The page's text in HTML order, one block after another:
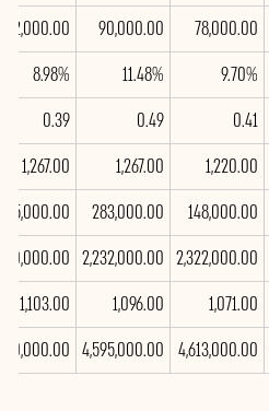
78,000.00
90,000.00
72,000.00
9.70%
11.48%
8.98%
0.41
0.49
0.39
1,220.00
1,267.00
1,267.00
148,000.00
283,000.00
2,322,000.00
2,232,000.00
1,071.00
1,096.00
1,103.00
4,613,000.00
4,595,000.00